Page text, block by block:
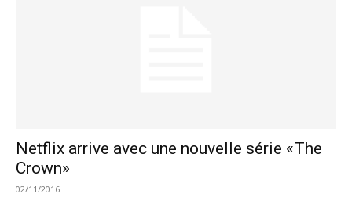
Netflix arrive avec une nouvelle série «The
Crown»
02/11/2016